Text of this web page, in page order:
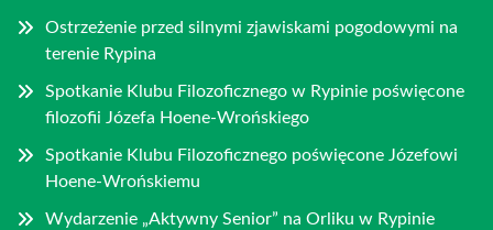
Ostrzeżenie przed silnymi zjawiskami pogodowymi na
terenie Rypina
Spotkanie Klubu Filozoficznego w Rypinie poświęcone
filozofii Józefa Hoene-Wrońskiego
Spotkanie Klubu Filozoficznego poświęcone Józefowi
Hoene-Wrońskiemu
Wydarzenie „Aktywny Senior” na Orliku w Rypinie